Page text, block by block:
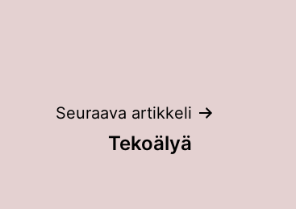
Seuraava artikkeli
Tekoälyä